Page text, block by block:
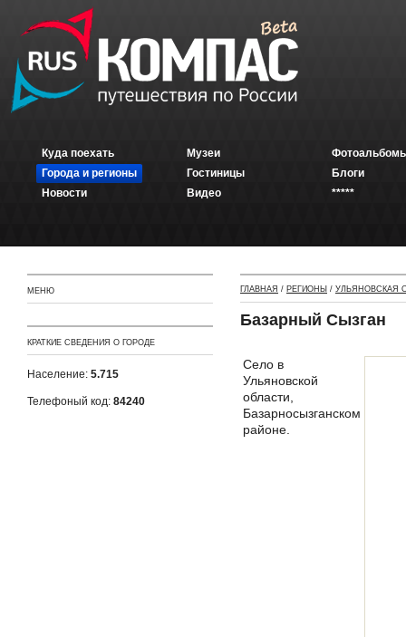
Куда поехать
Города и регионы
Новости
Музеи
Гостиницы
Видео
Блоги
*****
МЕНЮ
КРАТКИЕ СВЕДЕНИЯ О ГОРОДЕ
Население: 5.715
Телефоный код: 84240
ГЛАВНАЯ / РЕГИОНЫ / УЛЬЯНОВСКАЯ
Базарный Сызган
Село в
Ульяновской
области,
Базарносызганском
районе.